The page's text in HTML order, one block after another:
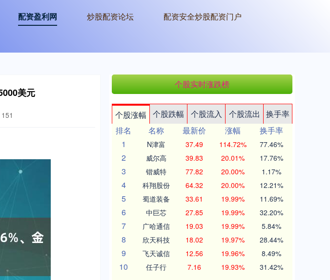
配资盈利网 炒股配资论坛 配资安全炒股配资门户
美元
个股实时涨跌榜
个股涨幅 个股跌幅 个股流入 个股流出
换手率
排名
名称 最新价 涨幅
换手率
1
N津富 37.49 114.72% 77.46%
2 威尔高 39.83 20.01% 17.76%
3 锴威特 77.82 20.00% 1.17%
4 科翔股份 64.32 20.00% 12.21%
5 蜀道装备 33.61 19.99% 11.69%
6 中巨芯 27.85 19.99% 32.20%
7 广哈通信 19.03 19.99% 5.84%
8 欣天科技 18.02 19.97% 28.44%
9 飞天诚信 12.56 19.96% 8.49%
10 任子行 7.16 19.93% 31.42%